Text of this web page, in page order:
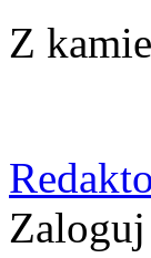
Z
Zaloguj